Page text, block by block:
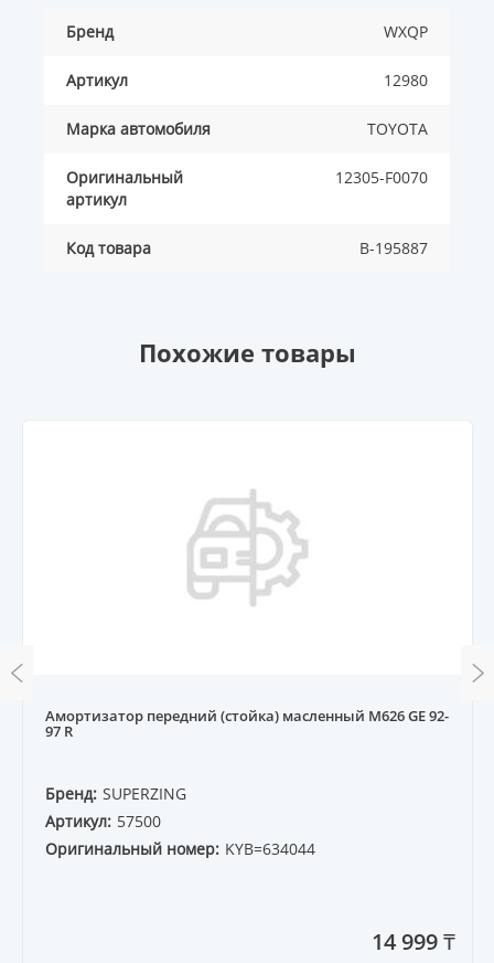
Бренд WXQP
Артикул 12980
Марка автомобиля TOYOTA
Оригинальный
артикул
12305-F0070
Код товара B-195887
Похожие товары
Амортизатор передний (стойка) масленный M626 GE 92-
97 R
Бренд: SUPERZING
Артикул: 57500
Оригинальный номер: KYB=634044
14 999 ₸